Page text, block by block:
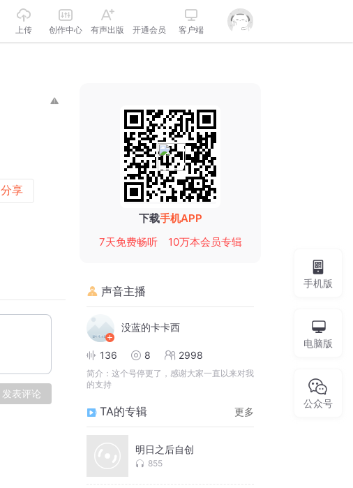
上传 创作中心 有声出版 开通会员 客户端
分享
发表评论
下载手机APP
7天免费畅听
10万本会员专辑
声音主播
没蓝的卡卡西
136 8 2998
简介： 这个号停更了，感谢大家一直以来对我
的支持
TA的专辑 更多
明日之后自创
855
手机版
电脑版
公众号